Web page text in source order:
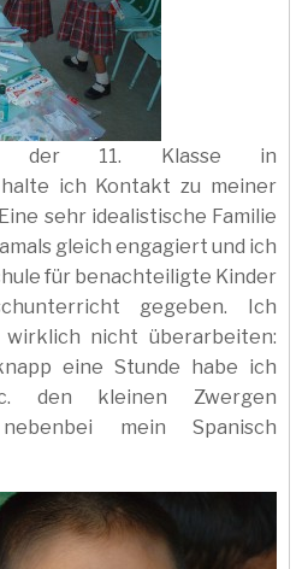
in der 11. Klasse in
halte ich Kontakt zu meiner
sehr idealistische Familie
gleich engagiert und ich
für benachteiligte Kinder
gegeben. Ich
wirklich nicht überarbeiten:
eine Stunde habe ich
den kleinen Zwergen
mein Spanisch